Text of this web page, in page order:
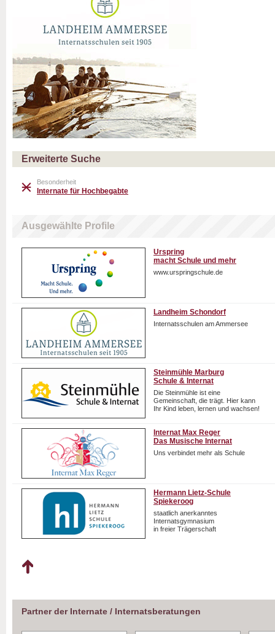
Erweiterte Suche
Besonderheit
Internate für Hochbegabte
Ausgewählte Profile
Urspring
macht Schule und mehr
www.urspringschule.de
Landheim Schondorf
Internatsschulen am Ammersee
Steinmühle Marburg
Schule & Internat
Die Steinmühle ist eine
Gemeinschaft, die trägt. Hier kann
Ihr Kind leben, lernen und wachsen!
Internat Max Reger
Das Musische Internat
Uns verbindet mehr als Schule
Hermann Lietz-Schule
Spiekeroog
staatlich anerkanntes
Internatsgymnasium
in freier Trägerschaft
Partner der Internate / Internatsberatungen